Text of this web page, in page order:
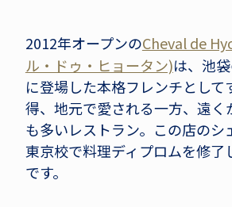
2012年オープンのCheval de
ル・ドゥ・ヒョータン)は、池
に登場した本格フレンチとして
得、地元で愛される一方、遠く
も多いレストラン。この店のシ
東京校で料理ディプロムを修了
です。